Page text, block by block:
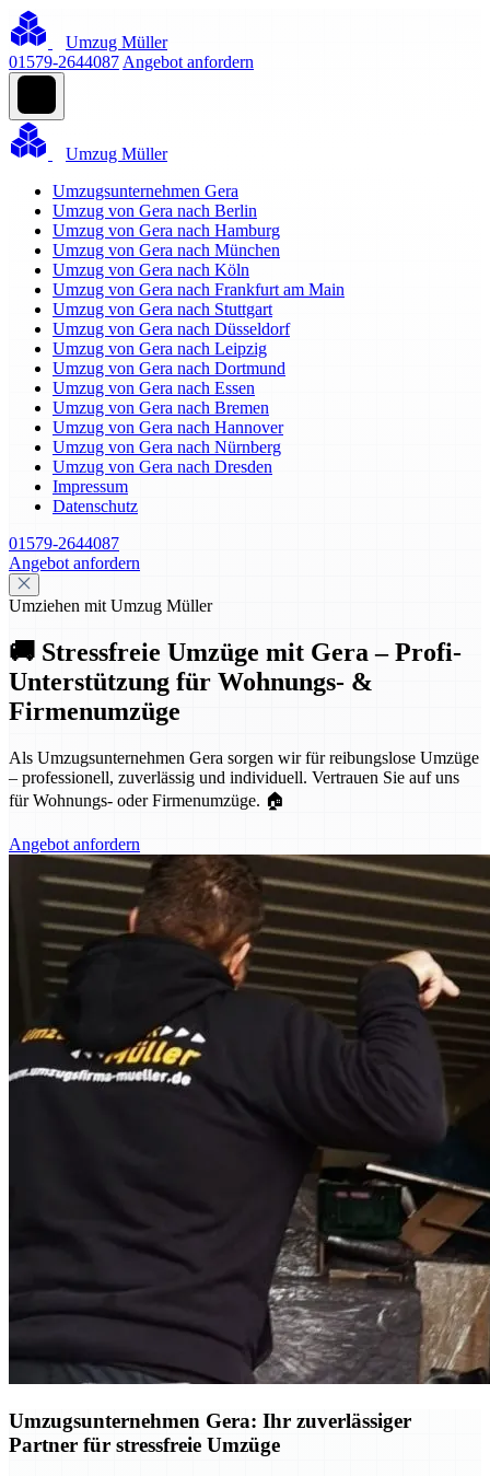
Umzug Müller
01579-2644087 Angebot anfordern
Umzug Müller
Umzugsunternehmen Gera
Umzug von Gera nach Berlin
Umzug von Gera nach Hamburg
Umzug von Gera nach München
Umzug von Gera nach Köln
Umzug von Gera nach Frankfurt am Main
Umzug von Gera nach Stuttgart
Umzug von Gera nach Düsseldorf
Umzug von Gera nach Leipzig
Umzug von Gera nach Dortmund
Umzug von Gera nach Essen
Umzug von Gera nach Bremen
Umzug von Gera nach Hannover
Umzug von Gera nach Nürnberg
Umzug von Gera nach Dresden
Impressum
Datenschutz
01579-2644087
Angebot anfordern
Umziehen mit Umzug Müller
🚚 Stressfreie Umzüge mit Gera – Profi-
Unterstützung für Wohnungs- &
Firmenumzüge
Als Umzugsunternehmen Gera sorgen wir für reibungslose Umzüge
– professionell, zuverlässig und individuell. Vertrauen Sie auf uns
für Wohnungs- oder Firmenumzüge. 🏠
Angebot anfordern
Umzugsunternehmen Gera: Ihr zuverlässiger
Partner für stressfreie Umzüge